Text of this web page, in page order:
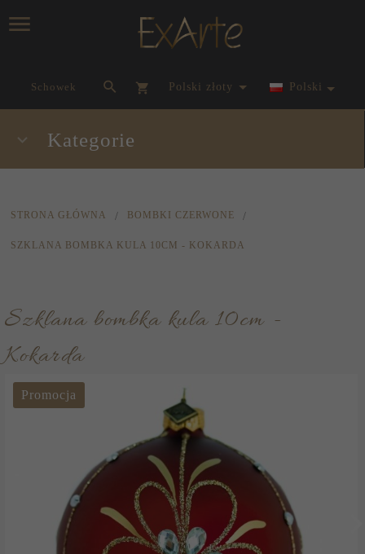
Schowek currency_h
polski złoty Polski
Kategorie
STRONA GŁÓWNA BOMBKI CZERWONE
SZKLANA BOMBKA KULA 10CM - KOKARDA
Szklana bombka kula 10cm -
Kokarda
Promocja